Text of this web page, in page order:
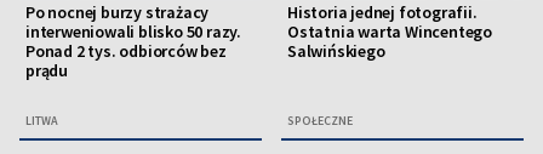
Po nocnej burzy strażacy
interweniowali blisko 50 razy.
Ponad 2 tys. odbiorców bez
prądu
LITWA
Historia jednej fotografii.
Ostatnia warta Wincentego
Salwińskiego
SPOŁECZNE